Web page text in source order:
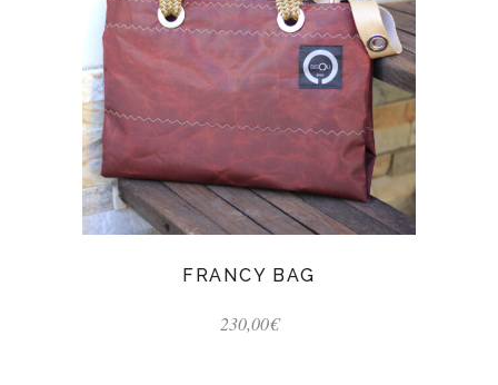
FRANCY BAG
230,00€